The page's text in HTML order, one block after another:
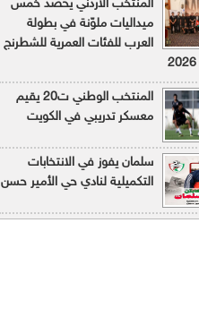
المنتخب الأردني يحصد خمس
ميداليات ملوّنة في بطولة
العرب للفئات العمرية للشطرنج
المنتخب الوطني ت20 يقيم
معسكر تدريبي في الكويت
سلمان يفوز في الانتخابات
التكميلية لنادي حي الأمير حسن